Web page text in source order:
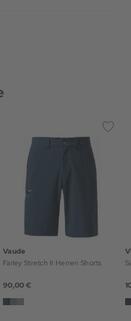
Vaude
Farley Stretch II Herren Shorts
90,00 €